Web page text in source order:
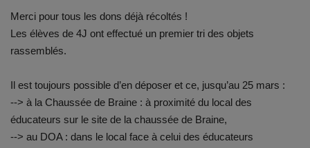
Merci pour tous les dons déjà récoltés !
Les élèves de 4J ont effectué un premier tri des objets
rassemblés.
Il est toujours possible d’en déposer et ce, jusqu’au 25 mars :
--> à la Chaussée de Braine : à proximité du local des
éducateurs sur le site de la chaussée de Braine,
--> au DOA : dans le local face à celui des éducateurs